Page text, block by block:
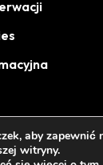
aby zapewnić
witryny.